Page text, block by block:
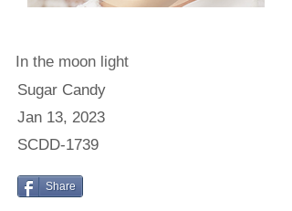
In the moon light
Sugar Candy
Jan 13, 2023
SCDD-1739
Share